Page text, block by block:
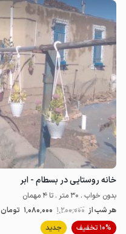
250٬000ت 4.6
خانه روستایی در بسطام - ابر
بدون خواب . 30 متر . تا 4 مهمان
هر شب از 1٬200٬000 1٬080٬000 تومان
10% تخفیف
جدید